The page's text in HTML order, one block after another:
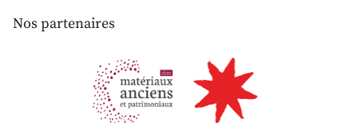
Nos partenaires